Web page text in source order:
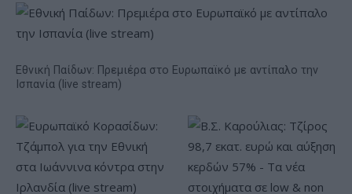
Εθνική Παίδων: Πρεμιέρα στο Ευρωπαϊκό με αντίπαλο την
Ισπανία (live stream)